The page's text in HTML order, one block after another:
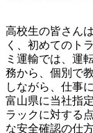
高校生の皆さん
く、初めてのト
ミ運輸では、運
務から、個別で
しながら、仕事
富山県に当社指
ラックに対する
な安全確認の仕